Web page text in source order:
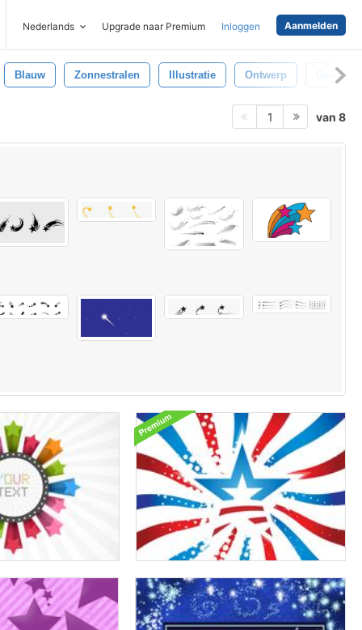
Nederlands Upgrade naar Premium Inloggen Aanmelden
Blauw Zonnestralen Illustratie Ontwerp
1 van 8